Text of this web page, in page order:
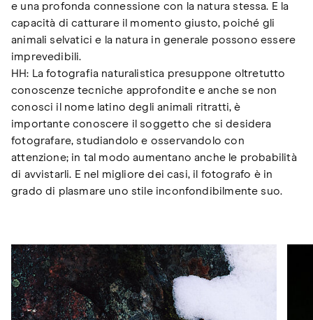
e una profonda connessione con la natura stessa. E la
capacità di catturare il momento giusto, poiché gli
animali selvatici e la natura in generale possono essere
imprevedibili.
HH: La fotografia naturalistica presuppone oltretutto
conoscenze tecniche approfondite e anche se non
conosci il nome latino degli animali ritratti, è
importante conoscere il soggetto che si desidera
fotografare, studiandolo e osservandolo con
attenzione; in tal modo aumentano anche le probabilità
di avvistarli. E nel migliore dei casi, il fotografo è in
grado di plasmare uno stile inconfondibilmente suo.